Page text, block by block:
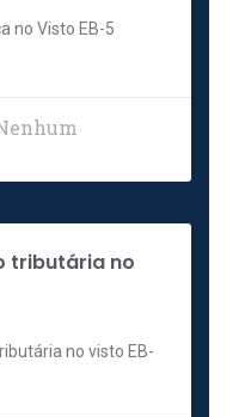
no Visto EB-5
tributária no
no visto EB-